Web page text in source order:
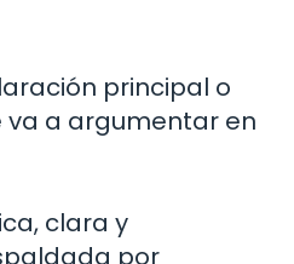
principal o
va a argumentar en
clara y
por